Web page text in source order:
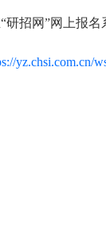
研招网”网上报